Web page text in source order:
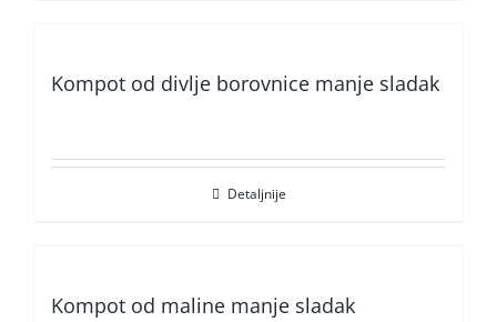
Kompot od divlje borovnice manje sladak
Detaljnije
Kompot od maline manje sladak